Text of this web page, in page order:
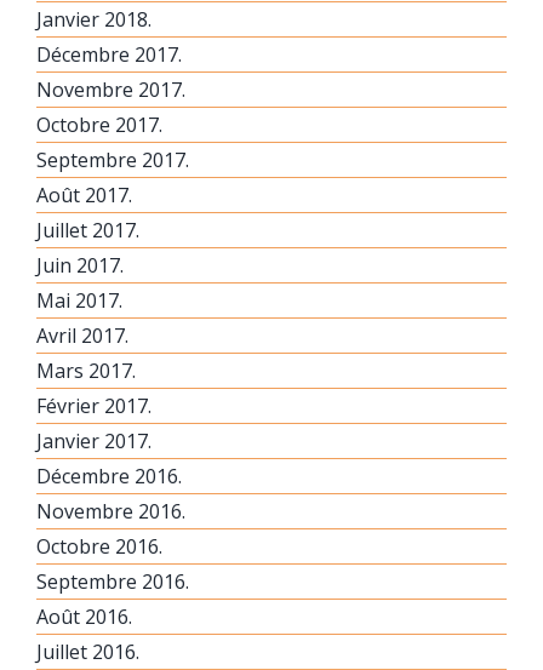
Janvier 2018.
Décembre 2017.
Novembre 2017.
Octobre 2017.
Septembre 2017.
Août 2017.
Juillet 2017.
Juin 2017.
Mai 2017.
Avril 2017.
Mars 2017.
Février 2017.
Janvier 2017.
Décembre 2016.
Novembre 2016.
Octobre 2016.
Septembre 2016.
Août 2016.
Juillet 2016.